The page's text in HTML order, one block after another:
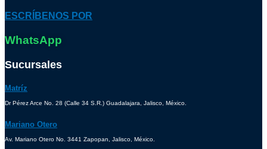
ESCRÍBENOS POR
WhatsApp
Sucursales
Matríz
Dr Pérez Arce No. 28 (Calle 34 S.R.) Guadalajara, Jalisco, México.
Mariano Otero
Av. Mariano Otero No. 3441 Zapopan, Jalisco, México.